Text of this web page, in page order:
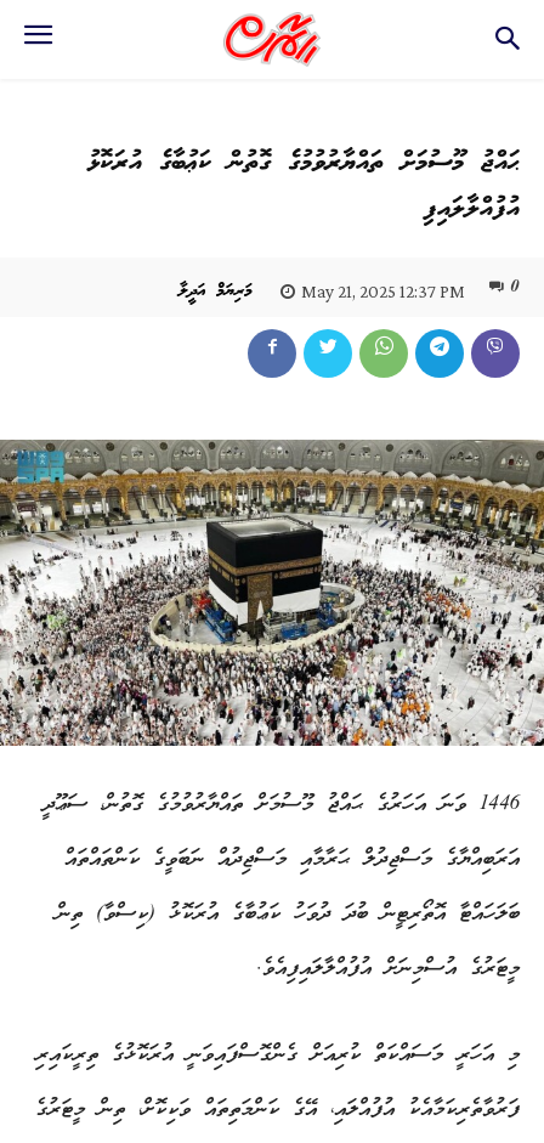
ޙައްޖު މޫސުމަށް ތައްޔާރުވުމުގެ ގޮތުން ކަޢުބާގެ އުރަކޮޅު
އުފުއްލާލައިފި
މަރިޔަމް އަދީލާ May 21, 2025 12:37 PM 0
1446 ވަނަ އަހަރުގެ ޙައްޖު މޫސުމަށް ތައްޔާރުވުމުގެ ގޮތުން، ސަޢޫދީ
އަރަބިއްޔާގެ މަސްޖިދުލް ޙަރާމާއި މަސްޖިދުއް ނަބަވީގެ ކަންތައްތައް
ބަލަހައްޓާ އޮތޯރިޓީން ބުދަ ދުވަހު ކަޢުބާގެ އުރަކޮޅު (ކިސްވާ) ތިން
މީޓަރުގެ އުސްމިނަށް އުފުއްލާލައިފިއެވެ.
މި އަހަރީ މަސައްކަތް ކުރިއަށް ގެންގޮސްފައިވަނީ އުރަކޮޅުގެ ތިރީކައިރި
ފަރުވާތެރިކަމާއެކު އުފުއްލައި، އޭގެ ކަންމަތިތައް ވަކިކޮށް، ތިން މީޓަރުގެ